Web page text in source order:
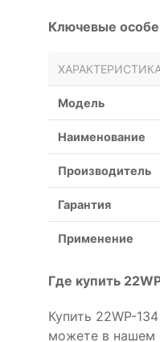
Ключевые
Модель
Наименование
Производитель
Гарантия
Применение
Где купить
Купить 22WP-
можете в нашем